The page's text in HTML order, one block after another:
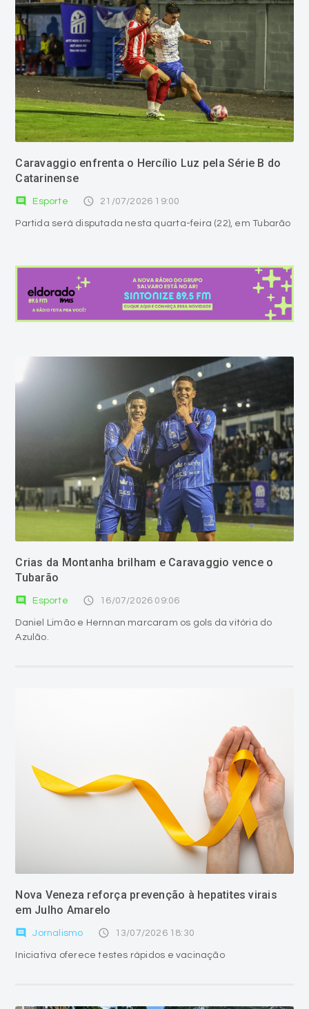
Caravaggio enfrenta o Hercílio Luz pela Série B do
Catarinense
comment Esporte access_time 21/07/2026 19:00
Partida será disputada nesta quarta-feira (22), em Tubarão
Crias da Montanha brilham e Caravaggio vence o
Tubarão
comment Esporte access_time 16/07/2026 09:06
Daniel Limão e Hernnan marcaram os gols da vitória do
Azulão.
Nova Veneza reforça prevenção à hepatites virais
em Julho Amarelo
comment Jornalismo access_time 13/07/2026 18:30
Iniciativa oferece testes rápidos e vacinação